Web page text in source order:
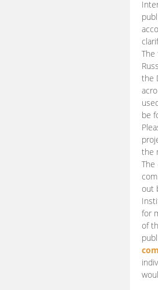
The
the
be
the
The
out
for
of